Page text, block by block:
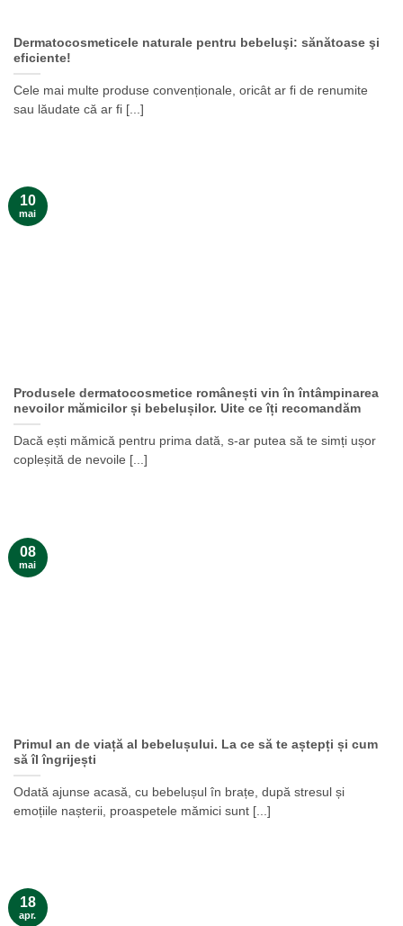
Dermatocosmeticele naturale pentru bebeluşi: sănătoase şi
eficiente!
Cele mai multe produse convenționale, oricât ar fi de renumite
sau lăudate că ar fi [...]
Produsele dermatocosmetice românești vin în întâmpinarea
nevoilor mămicilor și bebelușilor. Uite ce îți recomandăm
Dacă ești mămică pentru prima dată, s-ar putea să te simți ușor
copleșită de nevoile [...]
10
mai
Primul an de viață al bebelușului. La ce să te aștepți și cum
să îl îngrijești
Odată ajunse acasă, cu bebelușul în brațe, după stresul și
emoțiile nașterii, proaspetele mămici sunt [...]
08
mai
18
apr.